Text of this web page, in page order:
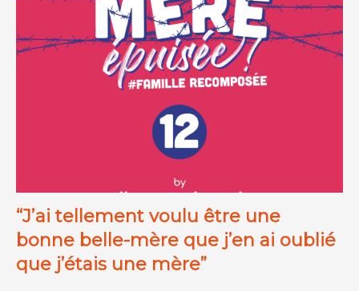
“J’ai tellement voulu être une
bonne belle-mère que j’en ai oublié
que j’étais une mère”